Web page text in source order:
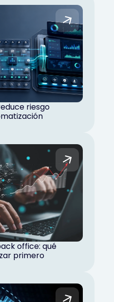
riesgo
office: qué
primero